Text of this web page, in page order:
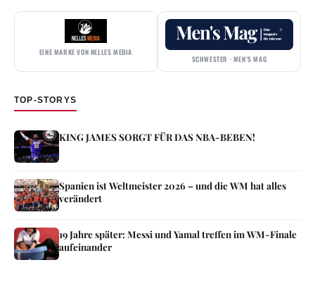
EINE MARKE VON NELLES MEDIA
SCHWESTER · MEN’S MAG
TOP-STORYS
KING JAMES SORGT FÜR DAS NBA-BEBEN!
Spanien ist Weltmeister 2026 – und die WM hat alles
verändert
19 Jahre später: Messi und Yamal treffen im WM-Finale
aufeinander